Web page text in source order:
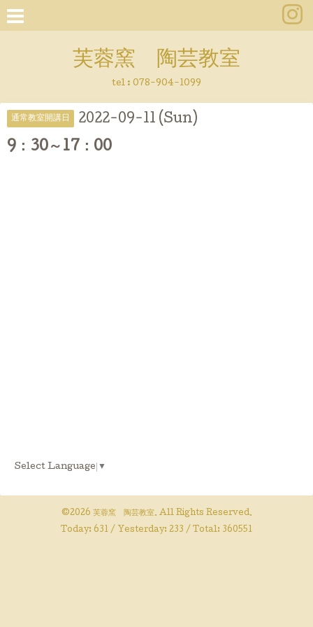
芙蓉窯 陶芸教室
tel : 078-904-1099
通常教室開講日 2022-09-11 (Sun)
9：30～17：00
Select Language ▼
©2026 芙蓉窯 陶芸教室. All Rights Reserved.
Today: 631 / Yesterday: 233 / Total: 360551